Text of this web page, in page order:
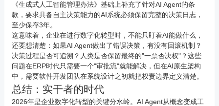
《生成式人工智能管理办法》基础上补充了针对AI Agent的条
款，要求具备自主决策能力的AI系统必须保留完整的决策日志，
至少保存3年。
这意味着，企业在进行数字化转型时，不能只盯着AI能做什么，
还要想清楚：如果AI Agent做出了错误决策，有没有回滚机制？
决策过程是否可追溯？人类是否保留最终的"一票否决权"？这些
问题在ERP时代只需要一个"审批流"就能解决，但在AI原生架构
中，需要软件开发团队在系统设计之初就把权责边界定义清楚。
总结：实干者的时代
2026年是企业数字化转型的关键分水岭。AI Agent从概念变成工